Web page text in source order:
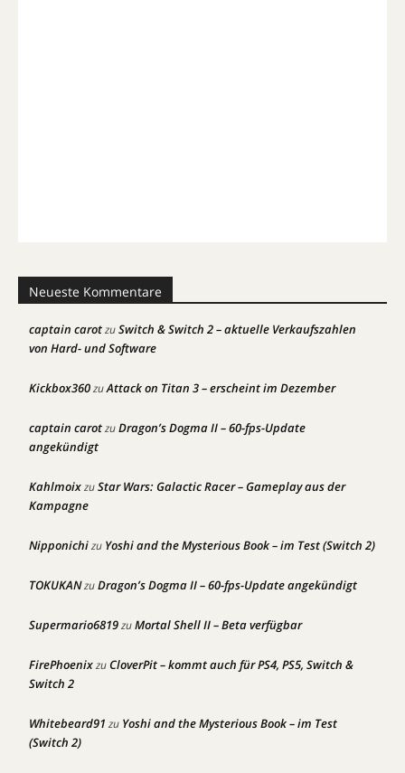
Neueste Kommentare
captain carotzuSwitch & Switch 2 – aktuelle Verkaufszahlen
von Hard- und Software
Kickbox360zuAttack on Titan 3 – erscheint im Dezember
captain carotzuDragon’s Dogma II – 60-fps-Update
angekündigt
KahlmoixzuStar Wars: Galactic Racer – Gameplay aus der
Kampagne
Nipponichizu Yoshi and the Mysterious Book – im Test (Switch 2)
TOKUKANzuDragon’s Dogma II – 60-fps-Update angekündigt
Supermario6819zuMortal Shell II – Beta verfügbar
FirePhoenixzuCloverPit – kommt auch für PS4, PS5, Switch &
Switch 2
Whitebeard91 zu Yoshi and the Mysterious Book – im Test
(Switch 2)